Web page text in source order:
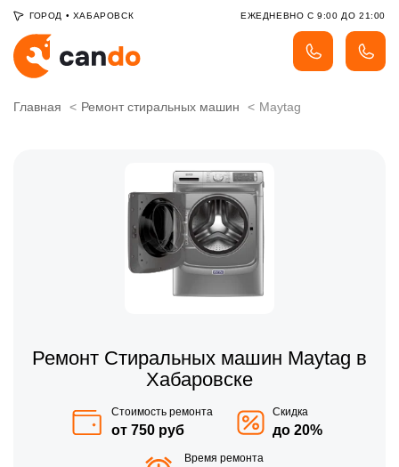
ГОРОД • ХАБАРОВСК ЕЖЕДНЕВНО С 9:00 ДО 21:00
Главная Ремонт стиральных машин Maytag
Ремонт Стиральных машин Maytag в
Хабаровске
Стоимость ремонта
от 750 руб
Скидка
до 20%
Время ремонта